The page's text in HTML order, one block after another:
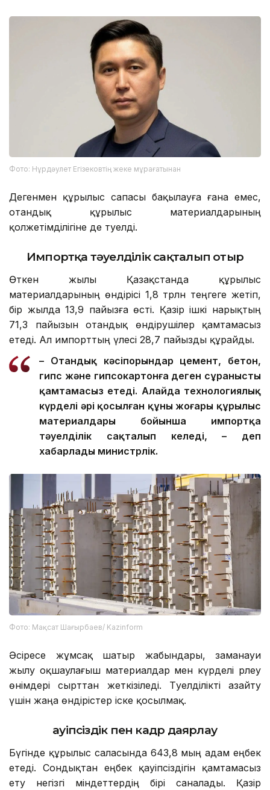
Фото: Нұрдәулет Егізековтің жеке мұрағатынан
Дегенмен құрылыс сапасы бақылауға ғана емес,
отандық құрылыс материалдарының
қолжетімділігіне де тәуелді.
Импортқа тәуелділік сақталып отыр
Өткен жылы Қазақстанда құрылыс
материалдарының өндірісі 1,8 трлн теңгеге жетіп,
бір жылда 13,9 пайызға өсті. Қазір ішкі нарықтың
71,3 пайызын отандық өндірушілер қамтамасыз
етеді. Ал импорттың үлесі 28,7 пайызды құрайды.
– Отандық кәсіпорындар цемент, бетон,
гипс және гипсокартонға деген сұранысты
қамтамасыз етеді. Алайда технологиялық
күрделі әрі қосылған құны жоғары құрылыс
материалдары бойынша импортқа
тәуелділік сақталып келеді, – деп
хабарлады министрлік.
Фото: Мақсат Шағырбаев/ Kazinform
Әсіресе жұмсақ шатыр жабындары, заманауи
жылу оқшаулағыш материалдар мен күрделі әрлеу
өнімдері сырттан жеткізіледі. Тәуелділікті азайту
үшін жаңа өндірістер іске қосылмақ.
Қауіпсіздік пен кадр даярлау
Бүгінде құрылыс саласында 643,8 мың адам еңбек
етеді. Сондықтан еңбек қауіпсіздігін қамтамасыз
ету негізгі міндеттердің бірі саналады. Қазір